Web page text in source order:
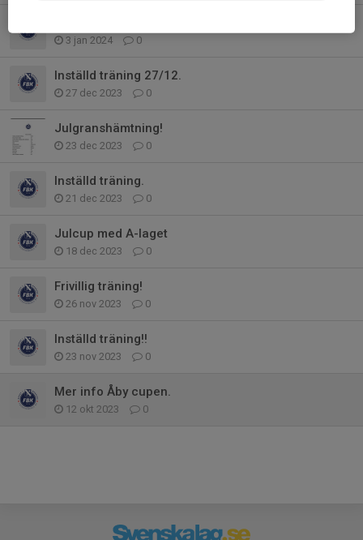
3 jan 2024 0
Inställd träning 27/12.
27 dec 2023 0
Julgranshämtning!
23 dec 2023 0
Inställd träning.
21 dec 2023 0
Julcup med A-laget
18 dec 2023 0
Frivillig träning!
26 nov 2023 0
Inställd träning!!
23 nov 2023 0
Mer info Åby cupen.
12 okt 2023 0